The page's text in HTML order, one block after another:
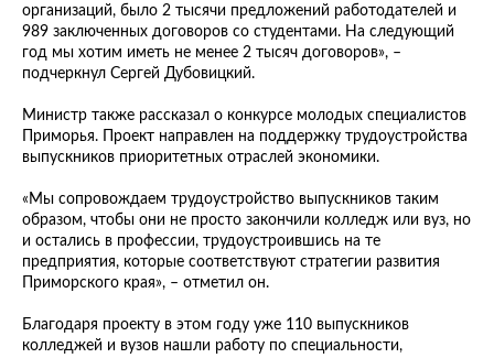
организаций, было 2 тысячи предложений работодателей и
989 заключенных договоров со студентами. На следующий
год мы хотим иметь не менее 2 тысяч договоров», –
подчеркнул Сергей Дубовицкий.
Министр также рассказал о конкурсе молодых специалистов
Приморья. Проект направлен на поддержку трудоустройства
выпускников приоритетных отраслей экономики.
«Мы сопровождаем трудоустройство выпускников таким
образом, чтобы они не просто закончили колледж или вуз, но
и остались в профессии, трудоустроившись на те
предприятия, которые соответствуют стратегии развития
Приморского края», – отметил он.
Благодаря проекту в этом году уже 110 выпускников
колледжей и вузов нашли работу по специальности,